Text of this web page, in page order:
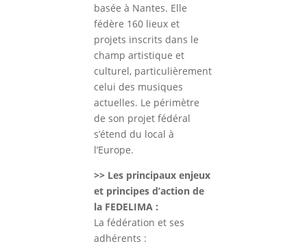
basée à Nantes. Elle
fédère 160 lieux et
projets inscrits dans le
champ artistique et
culturel, particulièrement
celui des musiques
actuelles. Le périmètre
de son projet fédéral
s’étend du local à
l’Europe.
>> Les principaux enjeux
et principes d’action de
la FEDELIMA :
La fédération et ses
adhérents :